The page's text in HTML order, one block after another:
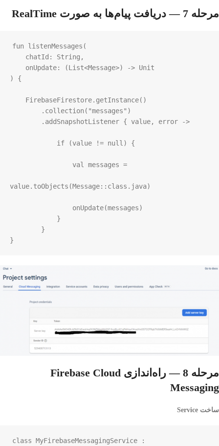
مرحله 7 — دریافت پیام‌ها به صورت RealTime
fun listenMessages (
chatId : String ,
onUpdate: (List<Message>) -> Unit
) {
FirebaseFirestore. getInstance()
        .
collection( "messages" )
        .
addSnapshotListener { value, error ->
if (value != null ) {
val messages =
value. toObjects (Message:: class . java)
onUpdate(messages)
}
مرحله 8 — راه‌اندازی Firebase Cloud
Messaging
ساخت Service
class MyFirebaseMessagingService :